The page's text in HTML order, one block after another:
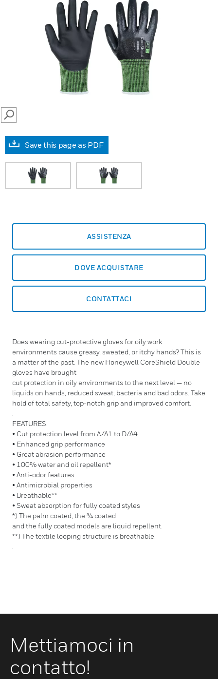
SEARCH
Save this page as PDF
ASSISTENZA
DOVE ACQUISTARE
CONTATTACI
Does wearing cut-protective gloves for oily work
environments cause greasy, sweated, or itchy hands? This is
a matter of the past. The new Honeywell CoreShield Double
gloves have brought
cut protection in oily environments to the next level — no
liquids on hands, reduced sweat, bacteria and bad odors. Take
hold of total safety, top-notch grip and improved comfort.
FEATURES:
• Cut protection level from A/A1 to D/A4
• Enhanced grip performance
• Great abrasion performance
• 100% water and oil repellent*
• Anti-odor features
• Antimicrobial properties
• Breathable**
• Sweat absorption for fully coated styles
*) The palm coated, the ¾ coated
and the fully coated models are liquid repellent.
**) The textile looping structure is breathable.
Mettiamoci in
contatto!